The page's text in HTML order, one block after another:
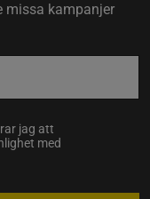
missa kampanjer
jag att
med